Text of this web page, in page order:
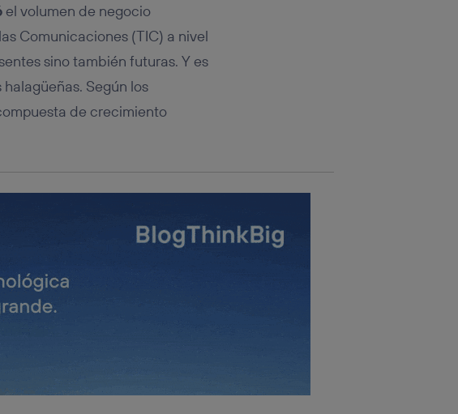
el volumen de negocio
Comunicaciones (TIC) a nivel
sino también futuras. Y es
Según los
de crecimiento